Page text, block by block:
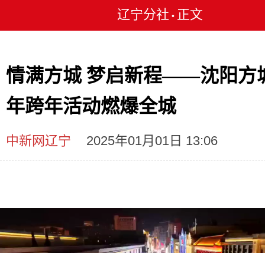
辽宁分社 • 正文
情满方城 梦启新程——沈阳方
年跨年活动燃爆全城
中新网辽宁 2025年01月01日 13:06